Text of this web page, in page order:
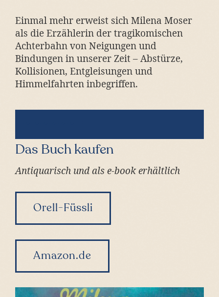
Einmal mehr erweist sich Milena Moser
als die Erzählerin der tragikomischen
Achterbahn von Neigungen und
Bindungen in unserer Zeit – Abstürze,
Kollisionen, Entgleisungen und
Himmelfahrten inbegriffen.
Das Buch kaufen
Antiquarisch und als e-book erhältlich
Orell-Füssli
Amazon.de